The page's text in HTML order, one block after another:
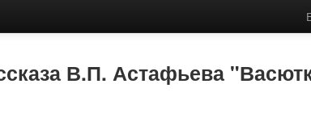
В.П. Астафьева